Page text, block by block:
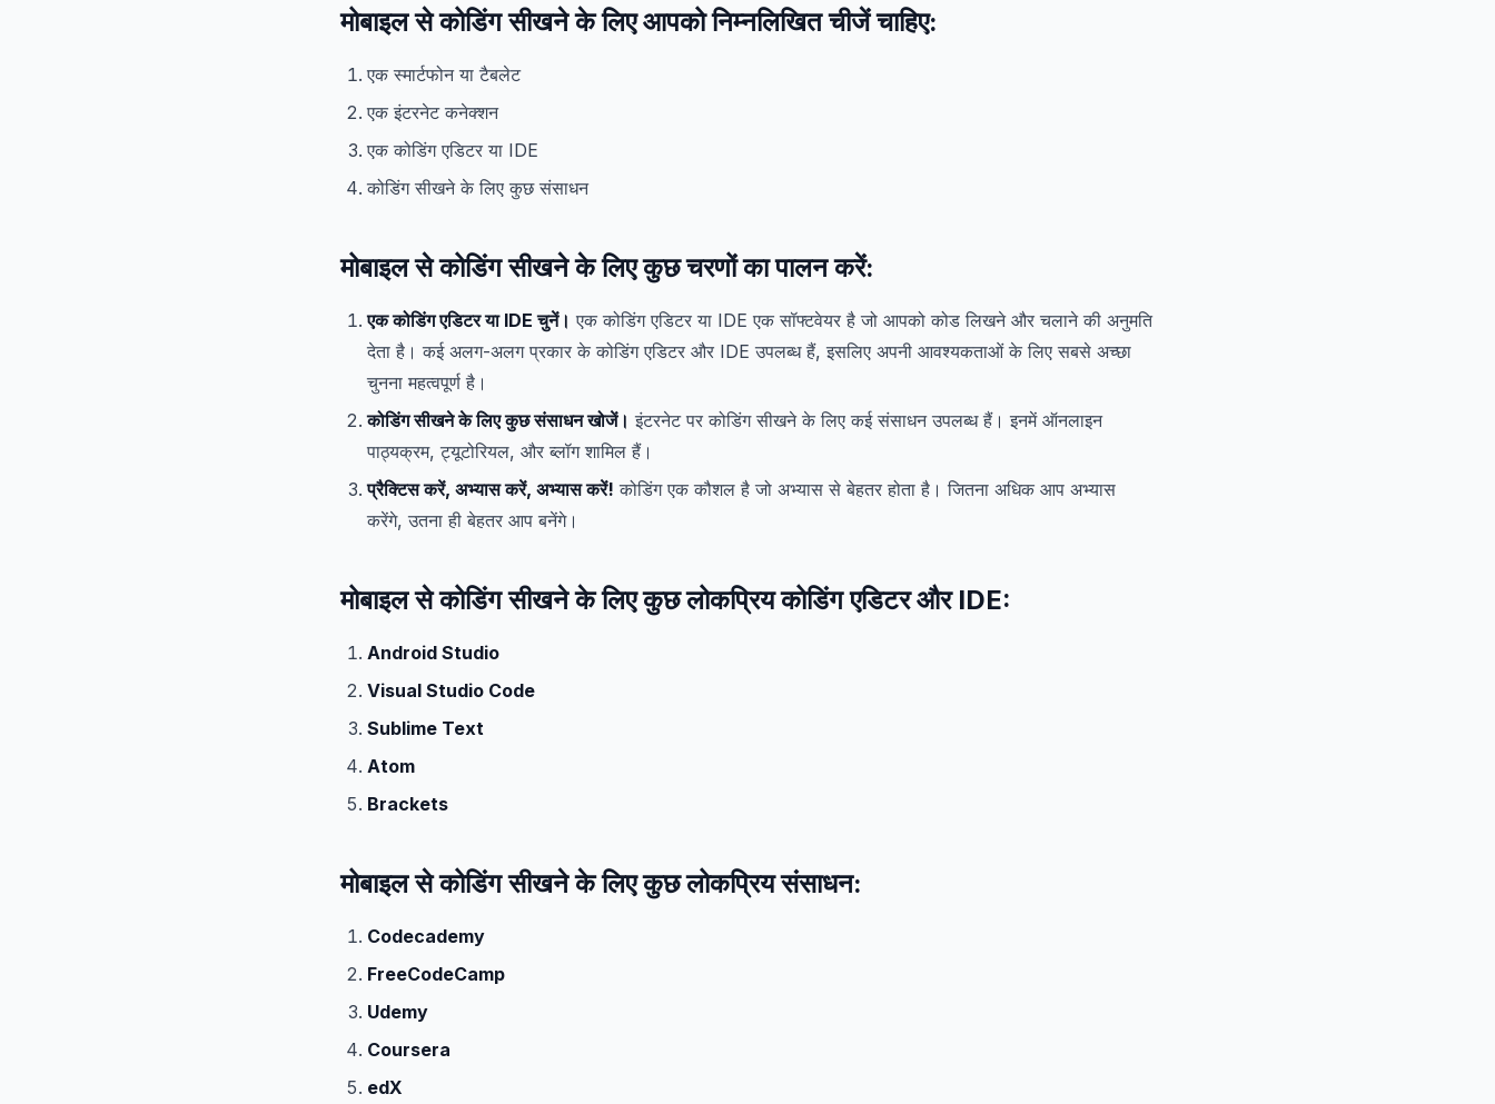
मोबाइल से कोडिंग सीखने के लिए आपको निम्नलिखित चीजें चाहिए:
एक स्मार्टफोन या टैबलेट
एक इंटरनेट कनेक्शन
एक कोडिंग एडिटर या IDE
कोडिंग सीखने के लिए कुछ संसाधन
मोबाइल से कोडिंग सीखने के लिए कुछ चरणों का पालन करें:
एक कोडिंग एडिटर या IDE चुनें। एक कोडिंग एडिटर या IDE एक सॉफ्टवेयर है जो आपको कोड लिखने और चलाने की अनुमति
देता है। कई अलग-अलग प्रकार के कोडिंग एडिटर और IDE उपलब्ध हैं, इसलिए अपनी आवश्यकताओं के लिए सबसे अच्छा
चुनना महत्वपूर्ण है।
कोडिंग सीखने के लिए कुछ संसाधन खोजें। इंटरनेट पर कोडिंग सीखने के लिए कई संसाधन उपलब्ध हैं। इनमें ऑनलाइन
पाठ्यक्रम, ट्यूटोरियल, और ब्लॉग शामिल हैं।
प्रैक्टिस करें, अभ्यास करें, अभ्यास करें! कोडिंग एक कौशल है जो अभ्यास से बेहतर होता है। जितना अधिक आप अभ्यास
करेंगे, उतना ही बेहतर आप बनेंगे।
मोबाइल से कोडिंग सीखने के लिए कुछ लोकप्रिय कोडिंग एडिटर और IDE:
Android Studio
Visual Studio Code
Sublime Text
Atom
Brackets
मोबाइल से कोडिंग सीखने के लिए कुछ लोकप्रिय संसाधन:
Codecademy
FreeCodeCamp
Udemy
Coursera
edX